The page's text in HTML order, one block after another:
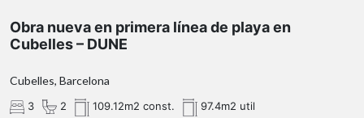
Obra nueva en primera línea de playa en
Cubelles – DUNE
Cubelles, Barcelona
3 2 109.12m2 const. 97.4m2 util